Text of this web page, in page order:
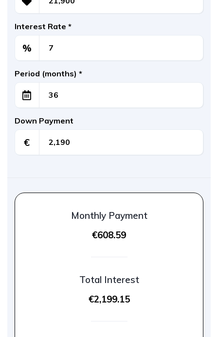
Interest Rate *
%
Period (months) *
Down Payment
€
Monthly Payment
€608.59
Total Interest
€2,199.15